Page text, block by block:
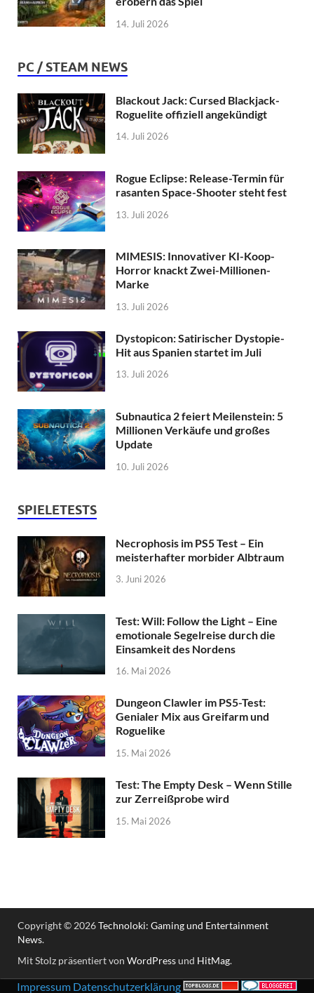
14. Juli 2026
PC / STEAM NEWS
Blackout Jack: Cursed Blackjack-
Roguelite offiziell angekündigt
14. Juli 2026
Rogue Eclipse: Release-Termin für
rasanten Space-Shooter steht fest
13. Juli 2026
MIMESIS: Innovativer KI-Koop-
Horror knackt Zwei-Millionen-
Marke
13. Juli 2026
Dystopicon: Satirischer Dystopie-
Hit aus Spanien startet im Juli
13. Juli 2026
Subnautica 2 feiert Meilenstein: 5
Millionen Verkäufe und großes
Update
10. Juli 2026
SPIELETESTS
Necrophosis im PS5 Test – Ein
meisterhafter morbider Albtraum
3. Juni 2026
Test: Will: Follow the Light – Eine
emotionale Segelreise durch die
Einsamkeit des Nordens
16. Mai 2026
Dungeon Clawler im PS5-Test:
Genialer Mix aus Greifarm und
Roguelike
15. Mai 2026
Test: The Empty Desk – Wenn Stille
zur Zerreißprobe wird
15. Mai 2026
Copyright © 2026Technoloki: Gaming und Entertainment
News.
Mit Stolz präsentiert von WordPressund HitMag.
Impressum Datenschutzerklärung